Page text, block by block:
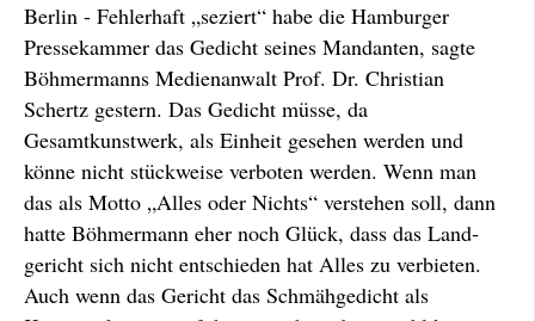
Berlin - Fehlerhaft „seziert“ habe die Hamburger
Presse­kammer das Gedicht seines Mandanten, sagte
Böhmer­manns Medienanwalt Prof. Dr. Christian
Schertz gestern. Das Gedicht müsse, da
Gesamtkunstwerk, als Einheit gesehen werden und
könne nicht stück­weise verboten werden. Wenn man
das als Motto „Alles oder Nichts“ verstehen soll, dann
hatte Böhmermann eher noch Glück, dass das Land­
gericht sich nicht entschieden hat Alles zu verbieten.
Auch wenn das Gericht das Schmähgedicht als